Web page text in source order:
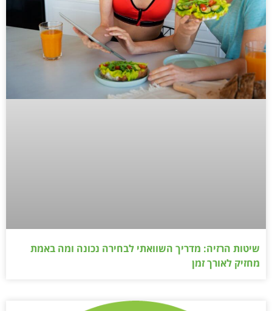
שיטות הרזיה: מדריך השוואתי לבחירה נכונה ומה באמת
מחזיק לאורך זמן